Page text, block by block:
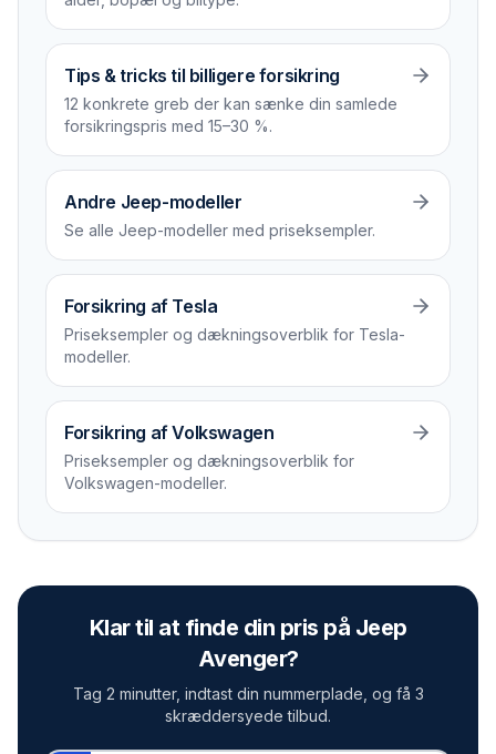
Tips & tricks til billigere forsikring
12 konkrete greb der kan sænke din samlede
forsikrings­pris med 15–30 %.
Andre Jeep-modeller
Se alle Jeep-modeller med priseksempler.
Forsikring af Tesla
Priseksempler og dækningsoverblik for Tesla-
modeller.
Forsikring af Volkswagen
Priseksempler og dækningsoverblik for
Volkswagen-modeller.
Klar til at finde din pris på Jeep
Avenger?
Tag 2 minutter, indtast din nummerplade, og få 3
skræddersyede tilbud.